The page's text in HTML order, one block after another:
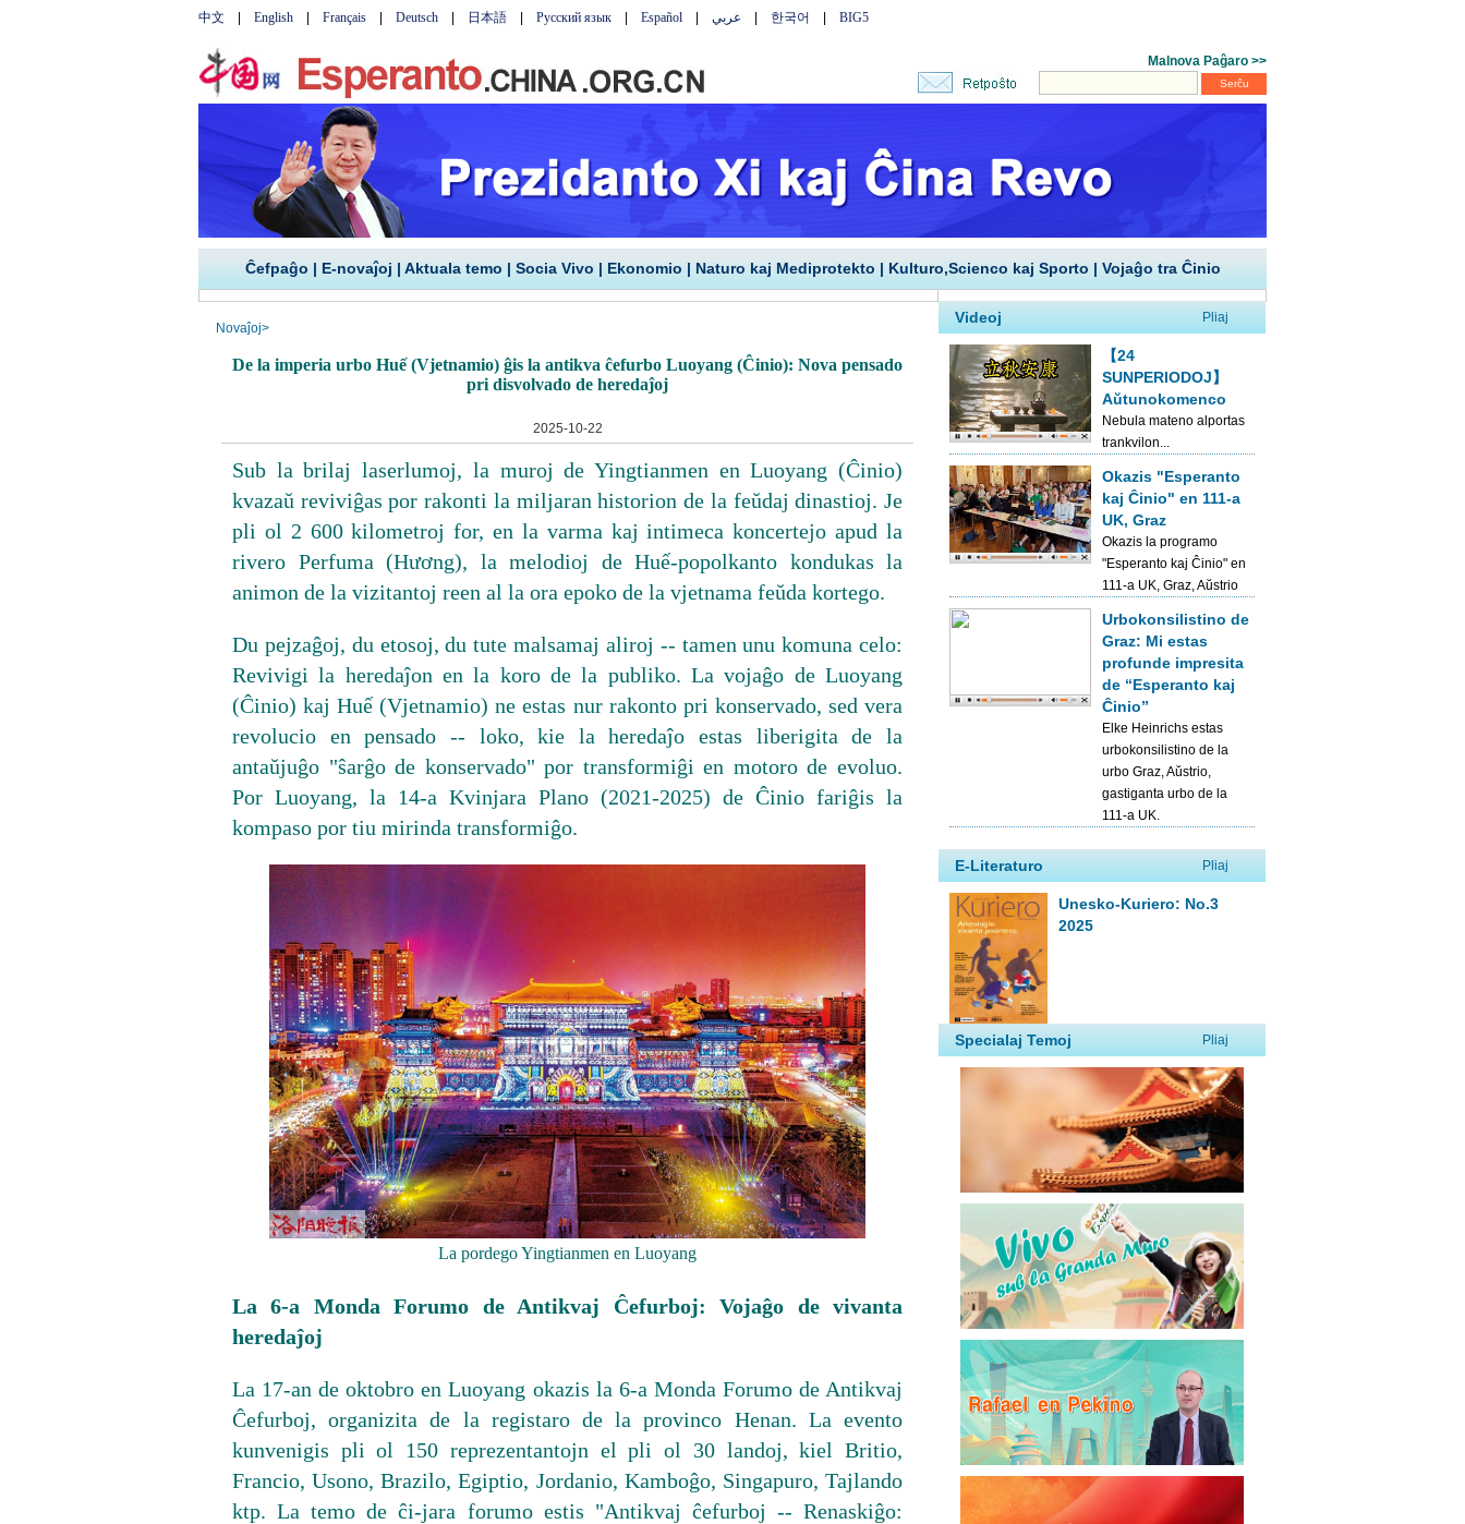
Ĉefpaĝo | E-novaĵoj | Aktuala temo | Socia Vivo | Ekonomio | Naturo kaj Mediprotekto | Kulturo,Scienco kaj Sporto | Vojaĝo tra Ĉinio
Novaĵoj>
De la imperia urbo Huế (Vjetnamio) ĝis la antikva ĉefurbo Luoyang (Ĉinio): Nova pensado
pri disvolvado de heredaĵoj
2025-10-22
Sub la brilaj laserlumoj, la muroj de Yingtianmen en Luoyang (Ĉinio)
kvazaŭ reviviĝas por rakonti la miljaran historion de la feŭdaj dinastioj. Je
pli ol 2 600 kilometroj for, en la varma kaj intimeca koncertejo apud la
rivero Perfuma (Hương), la melodioj de Huế-popolkanto kondukas la
animon de la vizitantoj reen al la ora epoko de la vjetnama feŭda kortego.
Du pejzaĝoj, du etosoj, du tute malsamaj aliroj -- tamen unu komuna celo:
Revivigi la heredaĵon en la koro de la publiko. La vojaĝo de Luoyang
(Ĉinio) kaj Huế (Vjetnamio) ne estas nur rakonto pri konservado, sed vera
revolucio en pensado -- loko, kie la heredaĵo estas liberigita de la
antaŭjuĝo "ŝarĝo de konservado" por transformiĝi en motoro de evoluo.
Por Luoyang, la 14-a Kvinjara Plano (2021-2025) de Ĉinio fariĝis la
kompaso por tiu mirinda transformiĝo.
La pordego Yingtianmen en Luoyang
La 6-a Monda Forumo de Antikvaj Ĉefurboj: Vojaĝo de vivanta
heredaĵoj
La 17-an de oktobro en Luoyang okazis la 6-a Monda Forumo de Antikvaj
Ĉefurboj, organizita de la registaro de la provinco Henan. La evento
kunvenigis pli ol 150 reprezentantojn el pli ol 30 landoj, kiel Britio,
Francio, Usono, Brazilo, Egiptio, Jordanio, Kamboĝo, Singapuro, Tajlando
ktp. La temo de ĉi-jara forumo estis "Antikvaj ĉefurboj -- Renaskiĝo: